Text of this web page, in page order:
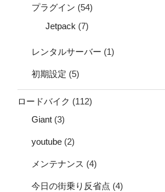
プラグイン (54)
Jetpack (7)
レンタルサーバー (1)
初期設定 (5)
ロードバイク (112)
Giant (3)
youtube (2)
メンテナンス (4)
今日の街乗り反省点 (4)